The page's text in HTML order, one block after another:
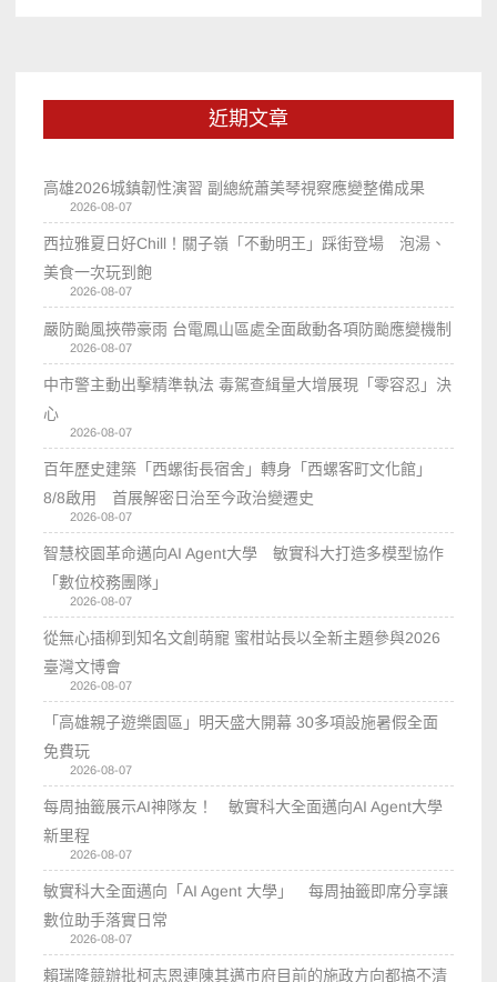
近期文章
高雄2026城鎮韌性演習 副總統蕭美琴視察應變整備成果
2026-08-07
西拉雅夏日好Chill！關子嶺「不動明王」踩街登場 泡湯、
美食一次玩到飽
2026-08-07
嚴防颱風挾帶豪雨 台電鳳山區處全面啟動各項防颱應變機制
2026-08-07
中市警主動出擊精準執法 毒駕查緝量大增展現「零容忍」決
心
2026-08-07
百年歷史建築「西螺街長宿舍」轉身「西螺客町文化館」
8/8啟用 首展解密日治至今政治變遷史
2026-08-07
智慧校園革命邁向AI Agent大學 敏實科大打造多模型協作
「數位校務團隊」
2026-08-07
從無心插柳到知名文創萌寵 蜜柑站長以全新主題參與2026
臺灣文博會
2026-08-07
「高雄親子遊樂園區」明天盛大開幕 30多項設施暑假全面
免費玩
2026-08-07
每周抽籤展示AI神隊友！ 敏實科大全面邁向AI Agent大學
新里程
2026-08-07
敏實科大全面邁向「AI Agent 大學」 每周抽籤即席分享讓
數位助手落實日常
2026-08-07
賴瑞隆競辦批柯志恩連陳其邁市府目前的施政方向都搞不清